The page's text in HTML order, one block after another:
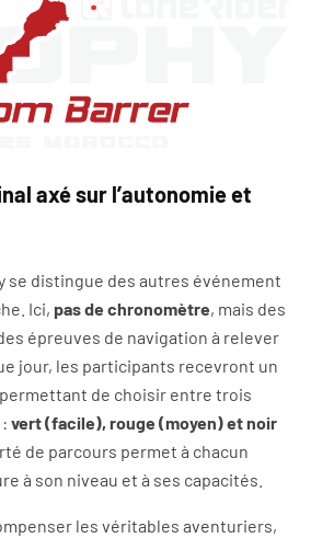
axé sur l’autonomie et
se distingue des autres événement
Ici, pas de chronomètre, mais des
épreuves de navigation à relever
jour, les participants recevront un
de choisir entre trois
vert (facile), rouge (moyen) et noir
de parcours permet à chacun
à son niveau et à ses capacités.
les véritables aventuriers,